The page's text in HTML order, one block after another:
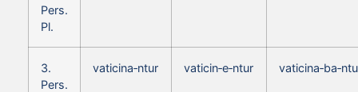
Pers.
Pl.
3.
Pers.
vaticina‑ntur vaticin‑e‑ntur